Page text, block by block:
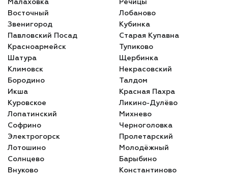
Малаховка
Речицы
Восточный
Лобаново
Звенигород
Кубинка
Павловский Посад
Старая Купавна
Красноармейск
Тупиково
Шатура
Щербинка
Климовск
Некрасовский
Бородино
Талдом
Икша
Красная Пахра
Куровское
Ликино-Дулёво
Лопатинский
Михнево
Софрино
Черноголовка
Электрогорск
Пролетарский
Лотошино
Молодёжный
Солнцево
Барыбино
Внуково
Константиново